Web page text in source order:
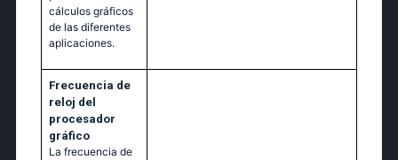
cálculos gráficos
de las diferentes
aplicaciones.
Frecuencia de
reloj del
procesador
gráfico
La frecuencia de